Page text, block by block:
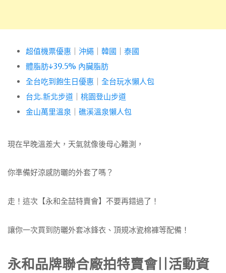
超值機票優惠 沖繩 韓國
泰國
體脂肪↓39.5% 內臟脂肪
全台吃到飽生日優惠
全台玩水懶人包
台北.新北步道
桃園登山步道
金山萬里溫泉
礁溪溫泉懶人包
現在早晚溫差大，天氣就像後母心難測，
你準備好涼感防曬的外套了嗎？
走！這次【永和全喆特賣會】不要再錯過了！
讓你一次買到防曬外套冰鋒衣、頂規冰瓷棉褲等配備！
永和品牌聯合廠拍特賣會||活動資